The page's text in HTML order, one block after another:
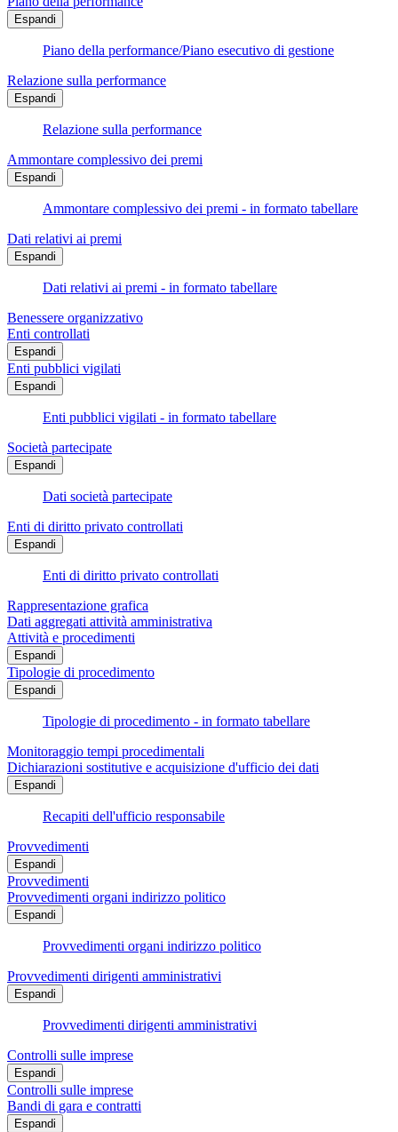
Espandi
Piano della performance/Piano esecutivo di gestione
Relazione sulla performance
Espandi
Relazione sulla performance
Ammontare complessivo dei premi
Espandi
Ammontare complessivo dei premi - in formato tabellare
Dati relativi ai premi
Espandi
Dati relativi ai premi - in formato tabellare
Benessere organizzativo
Enti controllati
Espandi
Enti pubblici vigilati
Espandi
Enti pubblici vigilati - in formato tabellare
Società partecipate
Espandi
Dati società partecipate
Enti di diritto privato controllati
Espandi
Enti di diritto privato controllati
Rappresentazione grafica
Dati aggregati attività amministrativa
Attività e procedimenti
Espandi
Tipologie di procedimento
Espandi
Tipologie di procedimento - in formato tabellare
Monitoraggio tempi procedimentali
Dichiarazioni sostitutive e acquisizione d'ufficio dei dati
Espandi
Recapiti dell'ufficio responsabile
Provvedimenti
Espandi
Provvedimenti
Provvedimenti organi indirizzo politico
Espandi
Provvedimenti organi indirizzo politico
Provvedimenti dirigenti amministrativi
Espandi
Provvedimenti dirigenti amministrativi
Controlli sulle imprese
Espandi
Controlli sulle imprese
Bandi di gara e contratti
Espandi